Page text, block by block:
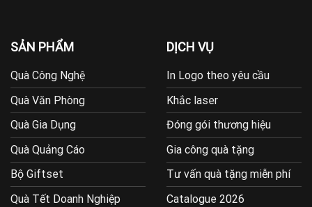
SẢN PHẨM
Quà Công Nghệ
Quà Văn Phòng
Quà Gia Dụng
Quà Quảng Cáo
Bộ Giftset
Quà Tết Doanh Nghiệp
DỊCH VỤ
In Logo theo yêu cầu
Khắc laser
Đóng gói thương hiệu
Gia công quà tặng
Tư vấn quà tặng miễn phí
Catalogue 2026